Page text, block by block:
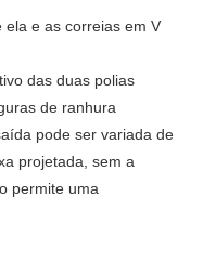
ela e as correias em V
das duas polias
de ranhura
pode ser variada de
projetada, sem a
permite uma